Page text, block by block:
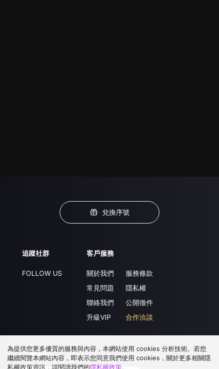
兌換序號
追蹤社群
FOLLOW US
客戶服務
關於我們
常見問題
聯絡我們
升級VIP
服務條款
隱私權
公開徵件
合作洽談
下載 APP
為提供您更多優質的服務與內容，本網站使用 cookies 分析技術。若您
繼續閱覽本網站內容，即表示您同意我們使用 cookies，關於更多相關隱
私權政策資訊，請閱讀我們的隱私權政策。